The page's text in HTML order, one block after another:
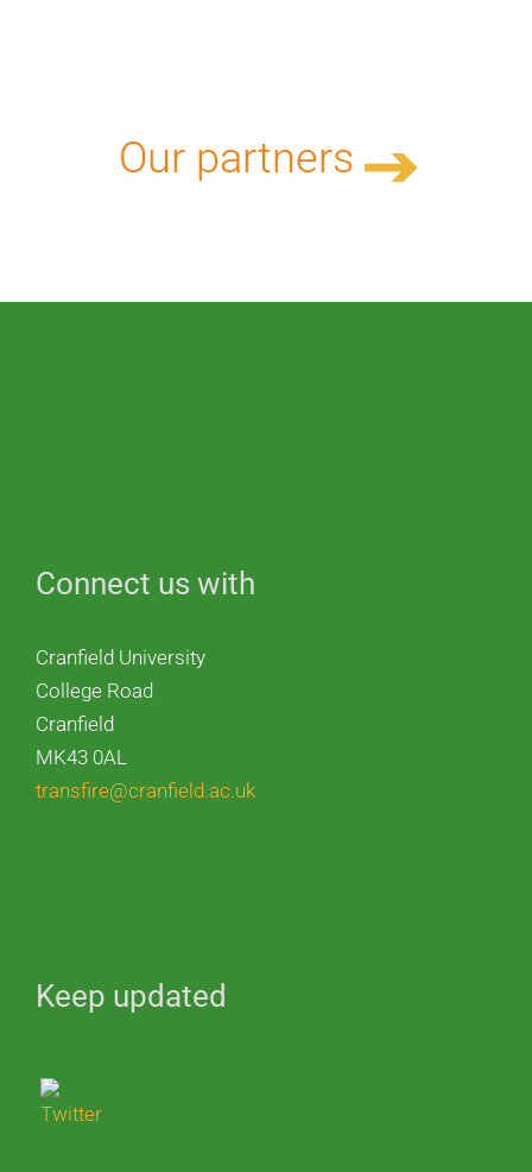
Our partners
Connect us with
Cranfield University
College Road
Cranfield
MK43 0AL
transfire@cranfield.ac.uk
Keep updated